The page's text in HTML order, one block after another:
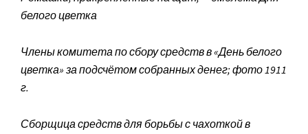
белого цветка
Члены комитета по сбору средств в «День белого
цветка» за подсчётом собранных денег; фото 1911
г.
Сборщица средств для борьбы с чахоткой в